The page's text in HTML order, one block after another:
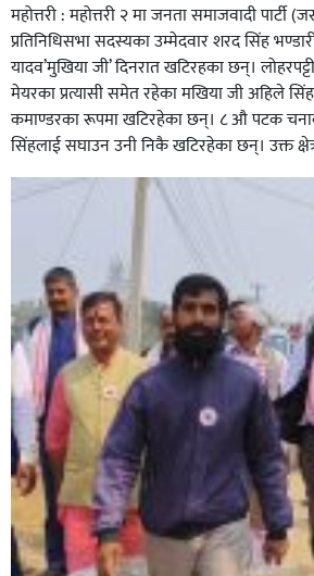
सिराहाको औरहीमा जेन-जी भेला सम्पन्न
महोत्तरी : महोत्तरी २ मा जनता समाजवादी पार्टी
प्रतिनिधिसभा सदस्यका उम्मेदवार शरद सिंह
यादव’मुखिया जी’ दिनरात खटिरहका छन्।
मेयरका प्रत्यासी समेत रहेका मखिया जी अहिले
कमाण्डरका रूपमा खटिरहेका छन्। ८ औ पटक चनावी
सिंहलाई सघाउन उनी निकै खटिरहेका छन्। उक्त